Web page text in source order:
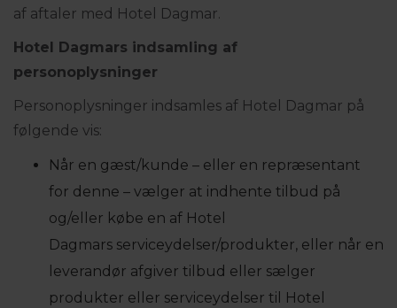
af aftaler med Hotel Dagmar.
Hotel Dagmars indsamling af
personoplysninger
Personoplysninger indsamles af Hotel Dagmar på
følgende vis:
Når en gæst/kunde – eller en repræsentant
for denne – vælger at indhente tilbud på
og/eller købe en af Hotel
Dagmars serviceydelser/produkter, eller når en
leverandør afgiver tilbud eller sælger
produkter eller serviceydelser til Hotel